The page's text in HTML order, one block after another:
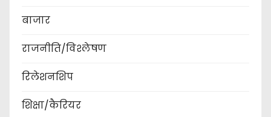
बाजार
राजनीति/विश्लेषण
रिलेशनशिप
शिक्षा/कैरियर